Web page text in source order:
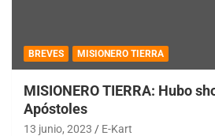
BREVES MISIONERO TIERRA
MISIONERO TIERRA: Hubo
Apóstoles
13 junio, 2023 E-Kart